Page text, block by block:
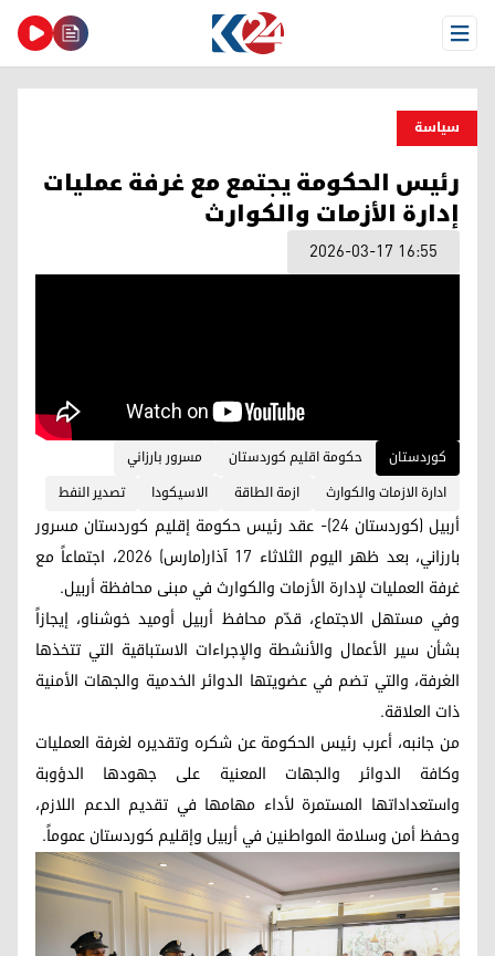
Open Menu
سیاسة
رئيس الحكومة يجتمع مع غرفة عمليات
إدارة الأزمات والكوارث
2026-03-17 16:55
کوردستان حكومة اقليم كوردستان
مسرور بارزاني
ادارة الازمات والكوارث
ازمة الطاقة الاسيكودا تصدير النفط
أربيل (كوردستان 24)- عقد رئيس حكومة إقليم كوردستان مسرور
بارزاني، بعد ظهر اليوم الثلاثاء 17 آذار(مارس) 2026، اجتماعاً مع
غرفة العمليات لإدارة الأزمات والكوارث في مبنى محافظة أربيل.
وفي مستهل الاجتماع، قدّم محافظ أربيل أوميد خوشناو، إيجازاً
بشأن سير الأعمال والأنشطة والإجراءات الاستباقية التي تتخذها
الغرفة، والتي تضم في عضويتها الدوائر الخدمية والجهات الأمنية
ذات العلاقة.
من جانبه، أعرب رئيس الحكومة عن شكره وتقديره لغرفة العمليات
وكافة الدوائر والجهات المعنية على جهودها الدؤوبة
واستعداداتها المستمرة لأداء مهامها في تقديم الدعم اللازم،
وحفظ أمن وسلامة المواطنين في أربيل وإقليم كوردستان عموماً.